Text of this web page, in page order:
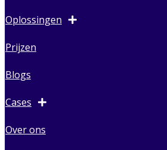
Oplossingen
Prijzen
Blogs
Cases
Over ons